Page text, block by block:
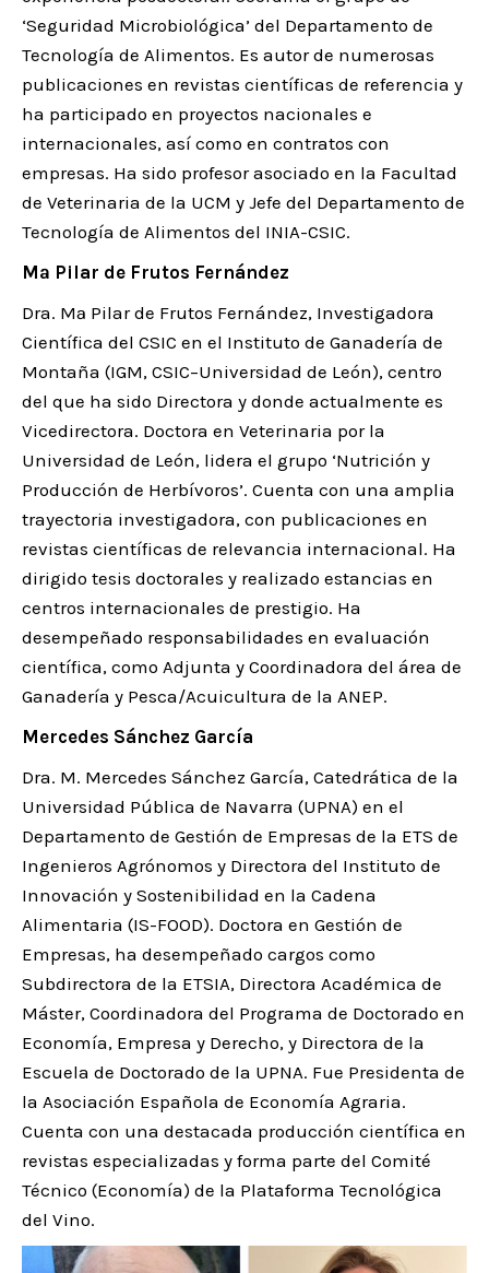
‘Seguridad Microbiológica’ del Departamento de
Tecnología de Alimentos. Es autor de numerosas
publicaciones en revistas científicas de referencia y
ha participado en proyectos nacionales e
internacionales, así como en contratos con
empresas. Ha sido profesor asociado en la Facultad
de Veterinaria de la UCM y Jefe del Departamento de
Tecnología de Alimentos del INIA-CSIC.
Mª Pilar de Frutos Fernández
Dra. Mª Pilar de Frutos Fernández, Investigadora
Científica del CSIC en el Instituto de Ganadería de
Montaña (IGM, CSIC–Universidad de León), centro
del que ha sido Directora y donde actualmente es
Vicedirectora. Doctora en Veterinaria por la
Universidad de León, lidera el grupo ‘Nutrición y
Producción de Herbívoros’. Cuenta con una amplia
trayectoria investigadora, con publicaciones en
revistas científicas de relevancia internacional. Ha
dirigido tesis doctorales y realizado estancias en
centros internacionales de prestigio. Ha
desempeñado responsabilidades en evaluación
científica, como Adjunta y Coordinadora del área de
Ganadería y Pesca/Acuicultura de la ANEP.
Mercedes Sánchez García
Dra. M. Mercedes Sánchez García, Catedrática de la
Universidad Pública de Navarra (UPNA) en el
Departamento de Gestión de Empresas de la ETS de
Ingenieros Agrónomos y Directora del Instituto de
Innovación y Sostenibilidad en la Cadena
Alimentaria (IS-FOOD). Doctora en Gestión de
Empresas, ha desempeñado cargos como
Subdirectora de la ETSIA, Directora Académica de
Máster, Coordinadora del Programa de Doctorado en
Economía, Empresa y Derecho, y Directora de la
Escuela de Doctorado de la UPNA. Fue Presidenta de
la Asociación Española de Economía Agraria.
Cuenta con una destacada producción científica en
revistas especializadas y forma parte del Comité
Técnico (Economía) de la Plataforma Tecnológica
del Vino.